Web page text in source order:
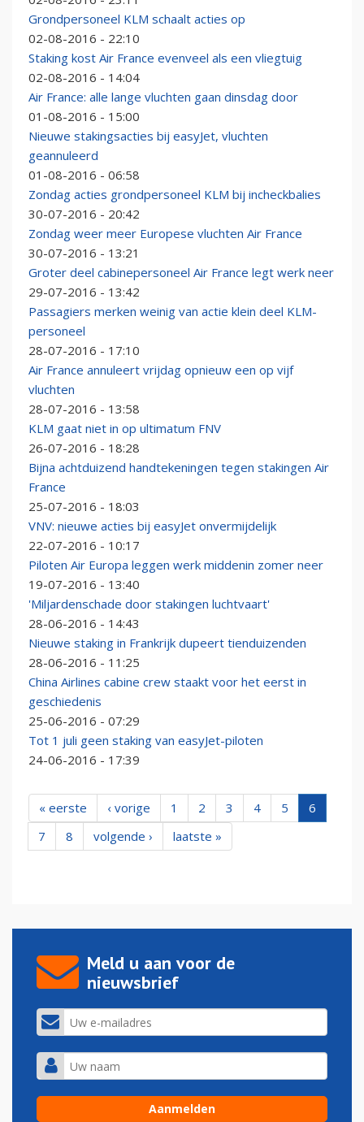
Grondpersoneel KLM schaalt acties op
02-08-2016 - 22:10
Staking kost Air France evenveel als een vliegtuig
02-08-2016 - 14:04
Air France: alle lange vluchten gaan dinsdag door
01-08-2016 - 15:00
Nieuwe stakingsacties bij easyJet, vluchten
geannuleerd
01-08-2016 - 06:58
Zondag acties grondpersoneel KLM bij incheckbalies
30-07-2016 - 20:42
Zondag weer meer Europese vluchten Air France
30-07-2016 - 13:21
Groter deel cabinepersoneel Air France legt werk neer
29-07-2016 - 13:42
Passagiers merken weinig van actie klein deel KLM-
personeel
28-07-2016 - 17:10
Air France annuleert vrijdag opnieuw een op vijf
vluchten
28-07-2016 - 13:58
KLM gaat niet in op ultimatum FNV
26-07-2016 - 18:28
Bijna achtduizend handtekeningen tegen stakingen Air
France
25-07-2016 - 18:03
VNV: nieuwe acties bij easyJet onvermijdelijk
22-07-2016 - 10:17
Piloten Air Europa leggen werk middenin zomer neer
19-07-2016 - 13:40
'Miljardenschade door stakingen luchtvaart'
28-06-2016 - 14:43
Nieuwe staking in Frankrijk dupeert tienduizenden
28-06-2016 - 11:25
China Airlines cabine crew staakt voor het eerst in
geschiedenis
25-06-2016 - 07:29
Tot 1 juli geen staking van easyJet-piloten
24-06-2016 - 17:39
« eerste ‹ vorige 1 2 3 4 5
6
7
8 volgende › laatste »
Meld u aan voor de
nieuwsbrief